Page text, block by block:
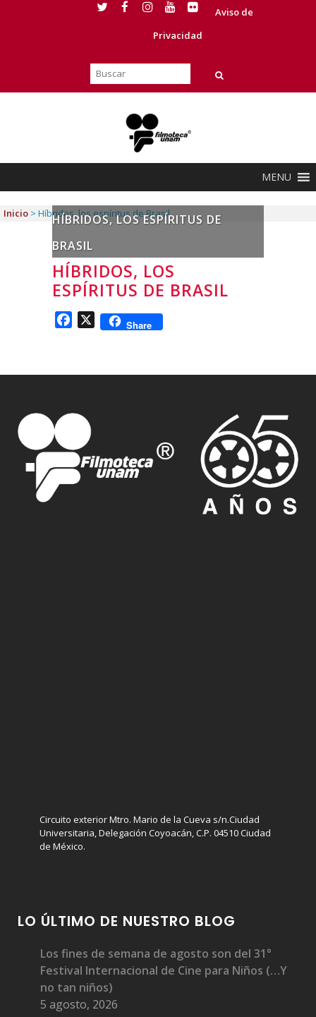
Aviso de
Privacidad
MENU
HÍBRIDOS, LOS ESPÍRITUS DE
BRASIL
Inicio > Híbridos, los espíritus de Brasil
HÍBRIDOS, LOS
ESPÍRITUS DE BRASIL
Facebook
X Share
Circuito exterior Mtro. Mario de la Cueva s/n.Ciudad
Universitaria, Delegación Coyoacán, C.P. 04510 Ciudad
de México.
LO ÚLTIMO DE NUESTRO BLOG
Los fines de semana de agosto son del 31°
Festival Internacional de Cine para Niños (…Y
no tan niños)
5 agosto, 2026